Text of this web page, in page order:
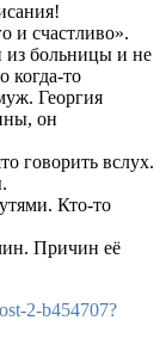
и счастливо».
из больницы и не
когда-то
Георгия
он
говорить вслух.
Кто-то
Причин её
2-b454707?